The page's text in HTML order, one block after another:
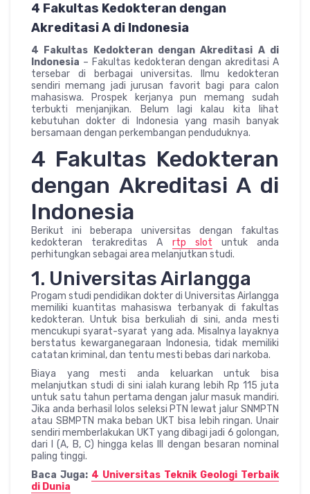
4 Fakultas Kedokteran dengan
Akreditasi A di Indonesia
4 Fakultas Kedokteran dengan Akreditasi A di
Indonesia – Fakultas kedokteran dengan akreditasi A
tersebar di berbagai universitas. Ilmu kedokteran
sendiri memang jadi jurusan favorit bagi para calon
mahasiswa. Prospek kerjanya pun memang sudah
terbukti menjanjikan. Belum lagi kalau kita lihat
kebutuhan dokter di Indonesia yang masih banyak
bersamaan dengan perkembangan penduduknya.
4 Fakultas Kedokteran
dengan Akreditasi A di
Indonesia
Berikut ini beberapa universitas dengan fakultas
kedokteran terakreditas A rtp slot untuk anda
perhitungkan sebagai area melanjutkan studi.
1. Universitas Airlangga
Progam studi pendidikan dokter di Universitas Airlangga
memiliki kuantitas mahasiswa terbanyak di fakultas
kedokteran. Untuk bisa berkuliah di sini, anda mesti
mencukupi syarat-syarat yang ada. Misalnya layaknya
berstatus kewarganegaraan Indonesia, tidak memiliki
catatan kriminal, dan tentu mesti bebas dari narkoba.
Biaya yang mesti anda keluarkan untuk bisa
melanjutkan studi di sini ialah kurang lebih Rp 115 juta
untuk satu tahun pertama dengan jalur masuk mandiri.
Jika anda berhasil lolos seleksi PTN lewat jalur SNMPTN
atau SBMPTN maka beban UKT bisa lebih ringan. Unair
sendiri memberlakukan UKT yang dibagi jadi 6 golongan,
dari I (A, B, C) hingga kelas III dengan besaran nominal
paling tinggi.
Baca Juga: 4 Universitas Teknik Geologi Terbaik
di Dunia